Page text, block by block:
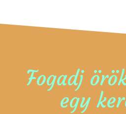
Fogadj
egy